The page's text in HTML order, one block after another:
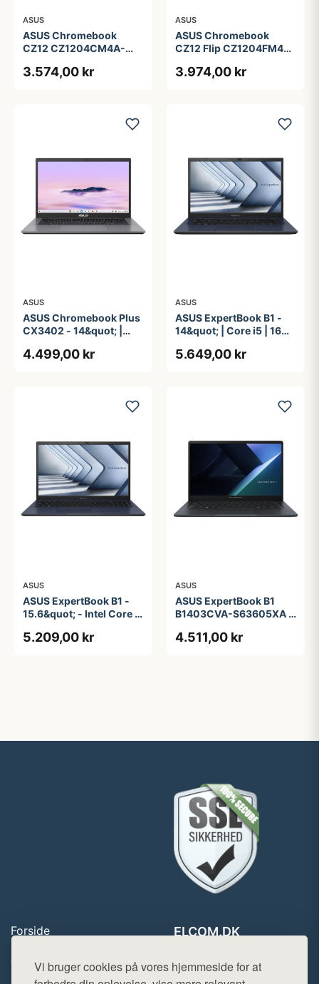
Vi bruger cookies på vores hjemmeside for at
ASUS
ASUS Chromebook
CZ12 CZ1204CM4A-
MediaTek Kompanio 540
3.574,00 kr
ASUS
ASUS Chromebook
CZ12 Flip CZ1204FM4A-
MediaTek Kompanio 540
3.974,00 kr
ASUS
ASUS Chromebook Plus
CX3402 - 14&quot; |
4.499,00 kr
ASUS
ASUS ExpertBook B1 -
14&quot; | Core i5 | 16GB
5.649,00 kr
ASUS
ASUS ExpertBook B1 -
15.6&quot; - Intel Core i5
256 GB SSD
5.209,00 kr
ASUS
ASUS ExpertBook B1
B1403CVA-S63605XA -
i3-1315U - 8 GB RAM -
4.511,00 kr
Forside
Top Rabatter
ELCOM.DK